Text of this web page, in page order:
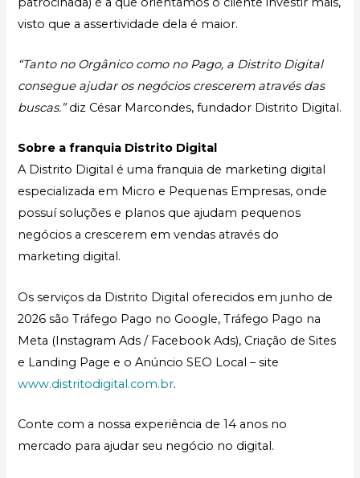
visto que a assertividade dela é maior.
“Tanto no Orgânico como no Pago, a Distrito Digital
consegue ajudar os negócios crescerem através das
buscas.”diz César Marcondes, fundador Distrito Digital.
Sobre a franquia Distrito Digital
A Distrito Digital é uma franquia de marketing digital
especializada em Micro e Pequenas Empresas, onde
possuí soluções e planos que ajudam pequenos
negócios a crescerem em vendas através do
marketing digital.
Os serviços da Distrito Digital oferecidos em junho de
2026 são Tráfego Pago no Google, Tráfego Pago na
Meta (Instagram Ads / Facebook Ads), Criação de Sites
e Landing Page e o Anúncio SEO Local – site
www.distritodigital.com.br.
Conte com a nossa experiência de 14 anos no
mercado para ajudar seu negócio no digital.